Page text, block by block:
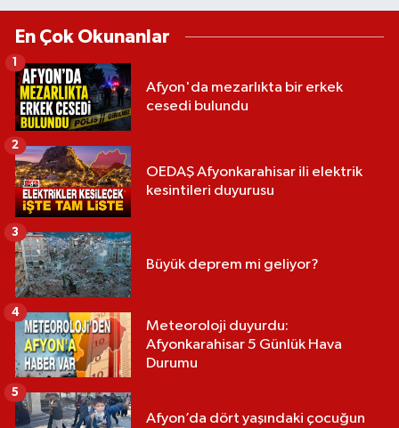
En Çok Okunanlar
Afyon'da mezarlıkta bir erkek
cesedi bulundu
1
OEDAŞ Afyonkarahisar ili elektrik
kesintileri duyurusu
2
Büyük deprem mi geliyor?
3
Meteoroloji duyurdu:
Afyonkarahisar 5 Günlük Hava
Durumu
4
Afyon’da dört yaşındaki çocuğun
5